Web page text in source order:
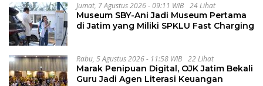
Jumat, 7 Agustus 2026 - 09:11 WIB 24 Lihat
Museum SBY-Ani Jadi Museum Pertama
di Jatim yang Miliki SPKLU Fast Charging
Rabu, 5 Agustus 2026 - 11:58 WIB 22 Lihat
Marak Penipuan Digital, OJK Jatim Bekali
Guru Jadi Agen Literasi Keuangan